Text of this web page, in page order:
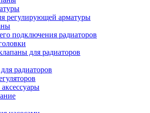
регулирующей арматуры
подключения радиаторов
для радиаторов
радиаторов